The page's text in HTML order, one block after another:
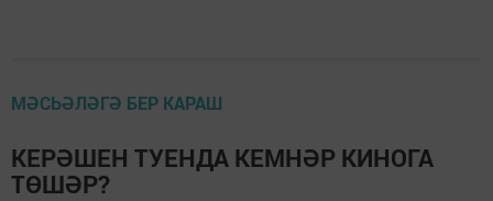
МӘСЬӘЛӘГӘ БЕР КАРАШ
КЕРӘШЕН ТУЕНДА КЕМНӘР КИНОГА
ТӨШӘР?